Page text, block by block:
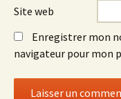
Site web
Enregistrer mon
navigateur pour mon